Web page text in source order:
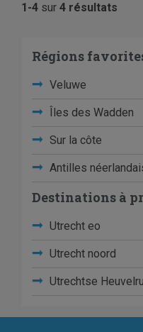
1-4 sur 4 résultats
Régions
Veluwe
Îles des Wadden
Sur la côte
Antilles
Destinations à
Utrecht eo
Utrecht noord
Utrechtse